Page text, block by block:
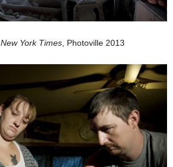
New York Times, Photoville 2013